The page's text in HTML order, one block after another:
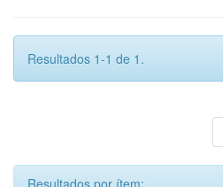
Resultados 1-1 de 1.
Resultados por ítem: